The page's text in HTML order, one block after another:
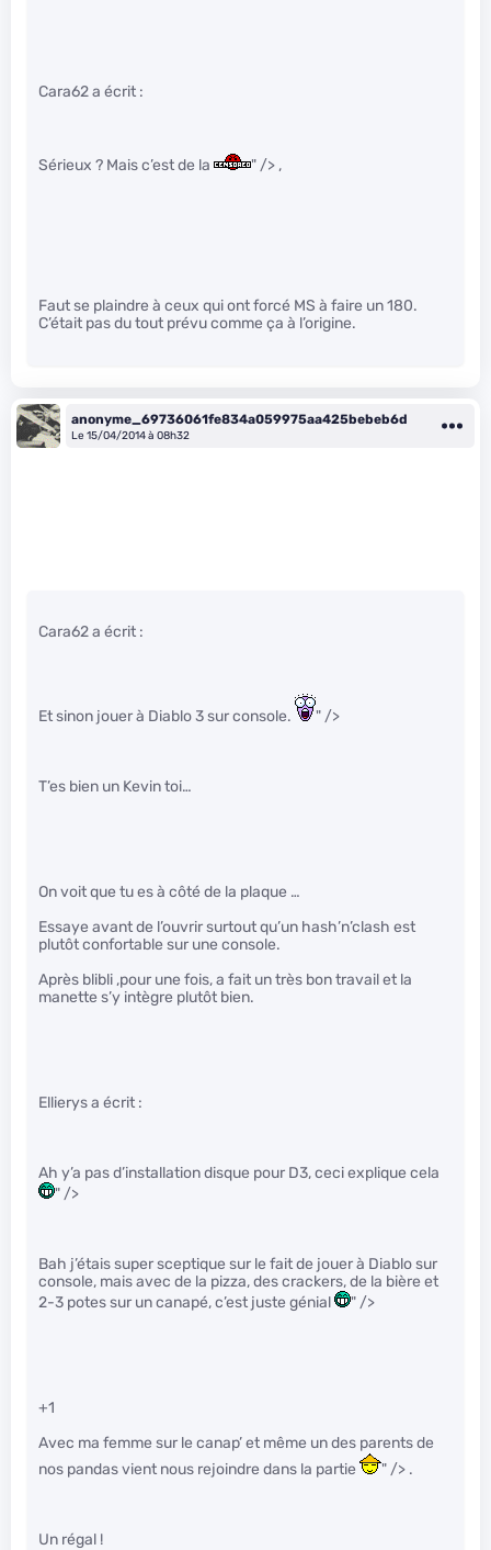
Cara62 a écrit :
Sérieux ? Mais c’est de la " /> ,
Faut se plaindre à ceux qui ont forcé MS à faire un 180.
C’était pas du tout prévu comme ça à l’origine.
anonyme_69736061fe834a059975aa425bebeb6d
Le 15/04/2014 à 08h32
Cara62 a écrit :
Et sinon jouer à Diablo 3 sur console. " />
T’es bien un Kevin toi…
On voit que tu es à côté de la plaque …
Essaye avant de l’ouvrir surtout qu’un hash’n’clash est
plutôt confortable sur une console.
Après blibli ,pour une fois, a fait un très bon travail et la
manette s’y intègre plutôt bien.
Ellierys a écrit :
Ah y’a pas d’installation disque pour D3, ceci explique cela
" />
Bah j’étais super sceptique sur le fait de jouer à Diablo sur
console, mais avec de la pizza, des crackers, de la bière et
2-3 potes sur un canapé, c’est juste génial
" />
+1
Avec ma femme sur le canap’ et même un des parents de
nos pandas vient nous rejoindre dans la partie
" /> .
Un régal !